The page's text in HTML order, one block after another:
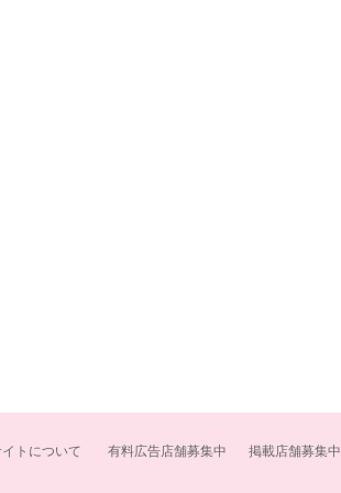
トについて 有料広告店舗募集中 掲載店舗募集中